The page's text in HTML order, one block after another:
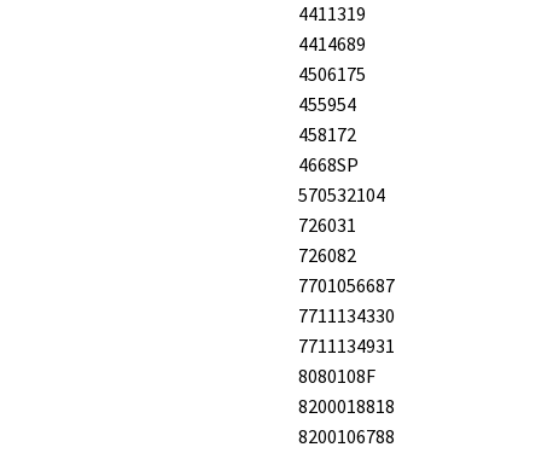
4411319
4414689
4506175
455954
458172
4668SP
570532104
726031
726082
7701056687
7711134330
7711134931
8080108F
8200018818
8200106788